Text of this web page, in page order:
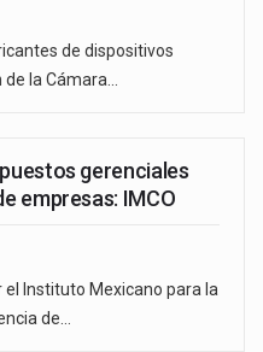
de dispositivos
la Cámara…
gerenciales
empresas: IMCO
Instituto Mexicano para la
de…